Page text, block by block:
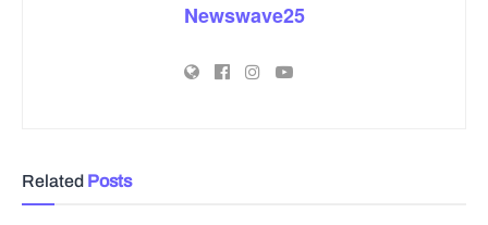
Newswave25
Related Posts